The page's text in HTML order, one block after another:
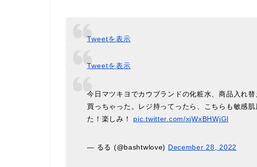
Tweetを表示
Tweetを表示
今日マツキヨでカウブランドの化粧水、商品入れ
買っちゃった。レジ持ってったら、こちらも敏感
た！楽しみ！ pic.twitter.com/xjWxBHWjGl
— るる (@bashtwlove) December 28, 2022